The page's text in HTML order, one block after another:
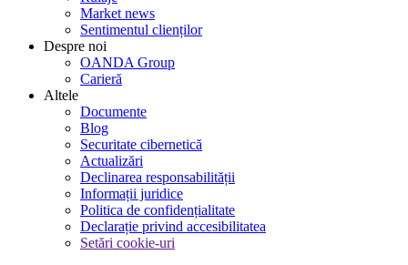
Market news
Sentimentul clienților
Despre noi
OANDA Group
Carieră
Altele
Documente
Blog
Securitate cibernetică
Actualizări
Declinarea responsabilității
Informații juridice
Politica de confidențialitate
Declarație privind accesibilitatea
Setări cookie-uri